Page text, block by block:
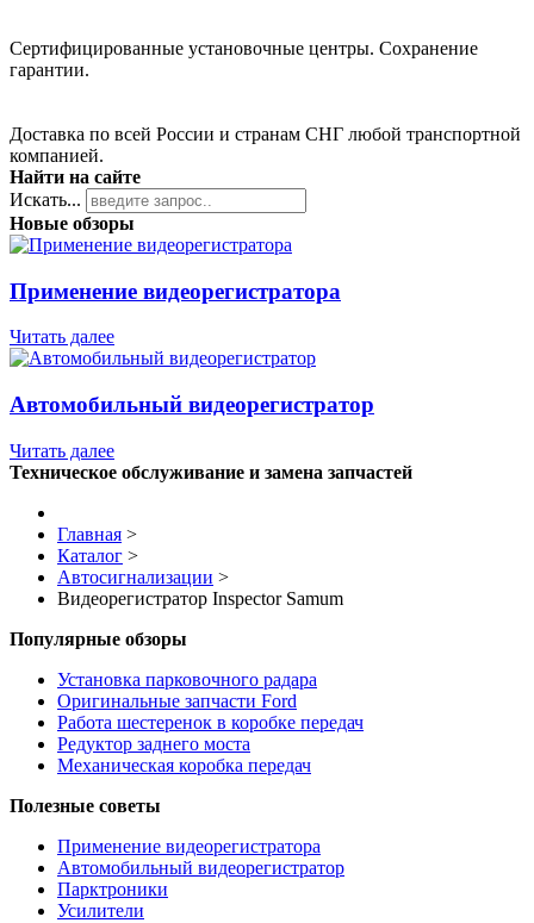
Сертифицированные установочные центры. Сохранение
гарантии.
Доставка по всей России и странам СНГ любой транспортной
компанией.
Найти на сайте
Искать...
Новые обзоры
Применение видеорегистратора
Читать далее
Автомобильный видеорегистратор
Читать далее
Техническое обслуживание и замена запчастей
Главная >
Каталог >
Автосигнализации >
Видеорегистратор Inspector Samum
Популярные обзоры
Установка парковочного радара
Оригинальные запчасти Ford
Работа шестеренок в коробке передач
Редуктор заднего моста
Механическая коробка передач
Полезные советы
Применение видеорегистратора
Автомобильный видеорегистратор
Парктроники
Усилители